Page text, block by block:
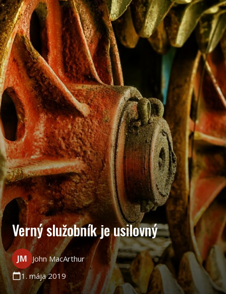
Verný služobník je usilovný
JM John MacArthur
calendar_today1. mája 2019